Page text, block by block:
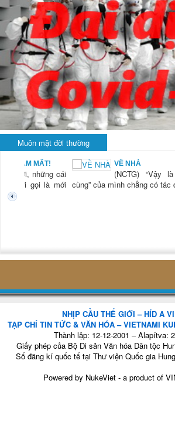
Muôn mặt đời thường
NAM MẤT!
“Xời, những cái
mới gọi là mới
VỀ NHÀ
(NCTG) “Vậy
cùng” của mình chẳng có tác
NHỊP CẦU THẾ GIỚI – HÍD A
TẠP CHÍ TIN TỨC & VĂN HÓA – VIETNAMI
Thành lập: 12-12-2001 – Alapítva:
Giấy phép của Bộ Di sản Văn hóa Dân tộc
Số đăng kí quốc tế tại Thư viện Quốc gia
Powered by NukeViet - a product of